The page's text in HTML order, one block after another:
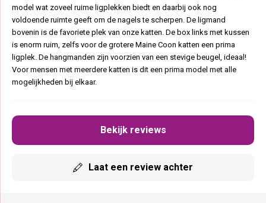
Bekijk reviews
Laat een review achter
model wat zoveel ruime ligplekken biedt en daarbij ook nog
voldoende ruimte geeft om de nagels te scherpen. De ligmand
bovenin is de favoriete plek van onze katten. De box links met kussen
is enorm ruim, zelfs voor de grotere Maine Coon katten een prima
ligplek. De hangmanden zijn voorzien van een stevige beugel, ideaal!
Voor mensen met meerdere katten is dit een prima model met alle
mogelijkheden bij elkaar.